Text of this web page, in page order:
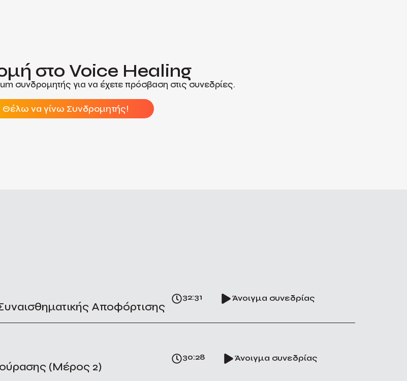
στο Voice Healing
συνδρομητής για να έχετε πρόσβαση στις συνεδρίες.
Θέλω να γίνω Συνδρομητής!
Αποφόρτισης
32:31 Άνοιγμα συνεδρίας
(Μέρος 2)
30:28 Άνοιγμα συνεδρίας